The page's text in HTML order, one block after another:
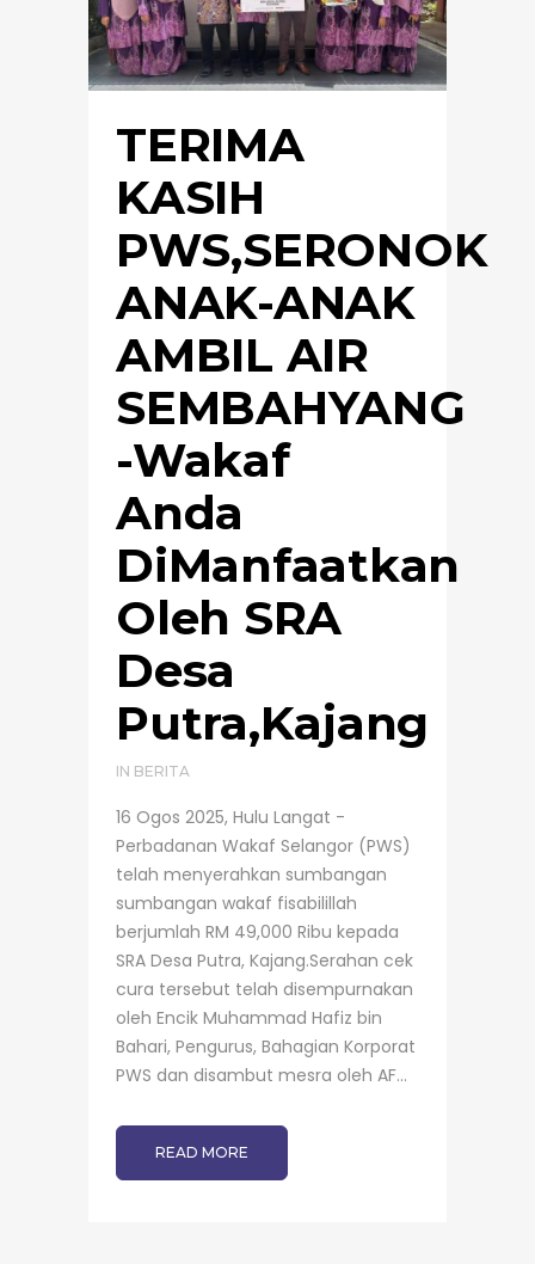
TERIMA
KASIH
PWS,SERONOK
ANAK-ANAK
AMBIL AIR
SEMBAHYANG
-Wakaf
Anda
DiManfaatkan
Oleh SRA
Desa
Putra,Kajang
IN BERITA
16 Ogos 2025, Hulu Langat -
Perbadanan Wakaf Selangor (PWS)
telah menyerahkan sumbangan
sumbangan wakaf fisabilillah
berjumlah RM 49,000 Ribu kepada
SRA Desa Putra, Kajang.Serahan cek
cura tersebut telah disempurnakan
oleh Encik Muhammad Hafiz bin
Bahari, Pengurus, Bahagian Korporat
PWS dan disambut mesra oleh AF...
READ MORE